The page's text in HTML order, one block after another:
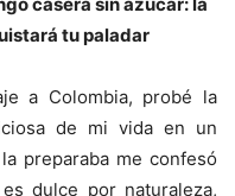
tu paladar
a Colombia, probé la
de mi vida en un
preparaba me confesó
dulce por naturaleza,